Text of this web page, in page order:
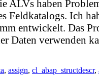
haben
Ich
entwickelt. Das
Daten verwenden
, assign, cl_abap_structdescr,